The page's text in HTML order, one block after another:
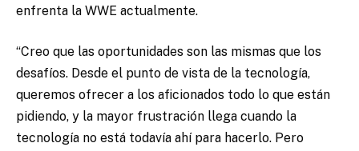
enfrenta la WWE actualmente.
“Creo que las oportunidades son las mismas que los
desafíos. Desde el punto de vista de la tecnología,
queremos ofrecer a los aficionados todo lo que están
pidiendo, y la mayor frustración llega cuando la
tecnología no está todavía ahí para hacerlo. Pero